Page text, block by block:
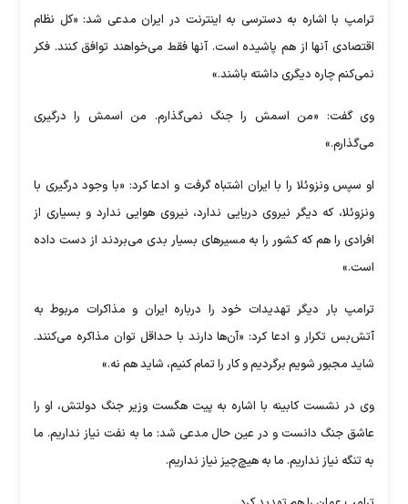
ترامپ با اشاره به دسترسی به اینترنت در ایران مدعی شد: «کل نظام
اقتصادی آنها از هم پاشیده است. آنها فقط می‌خواهند توافق کنند. فکر
نمی‌کنم چاره دیگری داشته باشند.»
وی گفت: «من اسمش را جنگ نمی‌گذارم. من اسمش را درگیری
می‌گذارم.»
او سپس ونزوئلا را با ایران اشتباه گرفت و ادعا کرد: «با وجود درگیری با
ونزوئلا، که دیگر نیروی دریایی ندارد، نیروی هوایی ندارد و بسیاری از
افرادی را هم که کشور را به مسیر‌های بسیار بدی می‌بردند از دست داده
است.»
ترامپ بار دیگر تهدیدات خود را درباره ایران و مذاکرات مربوط به
آتش‌بس تکرار و ادعا کرد: «آن‌ها دارند با حداقل توان مذاکره می‌کنند.
شاید مجبور شویم برگردیم و کار را تمام کنیم، شاید هم نه.»
وی در نشست کابینه با اشاره به پیت هگست وزیر جنگ دولتش، او را
عاشق جنگ دانست و در عین حال مدعی شد: ما به نفت نیاز نداریم. ما
به تنگه نیاز نداریم. ما به هیچ‌چیز نیاز نداریم.